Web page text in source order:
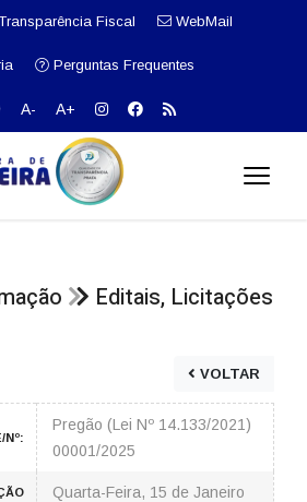
Fiscal WebMail
Perguntas Frequentes
A- A+
Editais, Licitações
VOLTAR
Nº:
Pregão (Lei Nº 14.133/2021)
00001/2025
Quarta-Feira, 15 de Janeiro